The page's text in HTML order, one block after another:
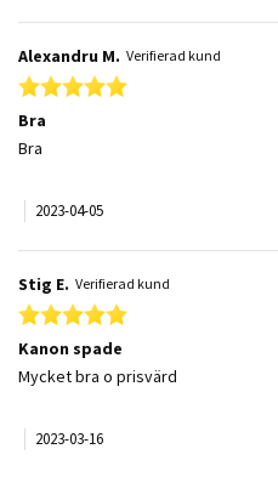
Alexandru M. Verifierad kund
5.0 star rating
Bra
Review by Alexandru M. on 5 Apr 2023
review stating Bra
Bra
2023-04-05
Stig E. Verifierad kund
5.0 star rating
Kanon spade
Review by Stig E. on 16 Mar 2023
review stating Kanon spade
Mycket bra o prisvärd
2023-03-16